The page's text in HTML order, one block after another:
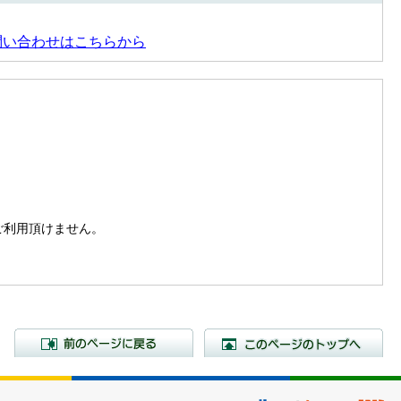
合わせはこちらから
用頂けません。
前のページに戻る